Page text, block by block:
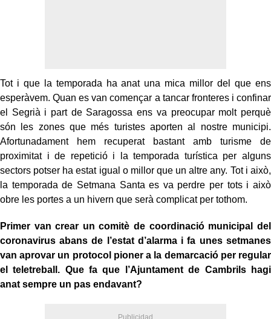
Tot i que la temporada ha anat una mica millor del que ens
esperàvem. Quan es van començar a tancar fronteres i confinar
el Segrià i part de Saragossa ens va preocupar molt perquè
són les zones que més turistes aporten al nostre municipi.
Afortunadament hem recuperat bastant amb turisme de
proximitat i de repetició i la temporada turística per alguns
sectors potser ha estat igual o millor que un altre any. Tot i això,
la temporada de Setmana Santa es va perdre per tots i això
obre les portes a un hivern que serà complicat per tothom.
Primer van crear un comitè de coordinació municipal del
coronavirus abans de l’estat d’alarma i fa unes setmanes
van aprovar un protocol pioner a la demarcació per regular
el teletreball. Que fa que l’Ajuntament de Cambrils hagi
anat sempre un pas endavant?